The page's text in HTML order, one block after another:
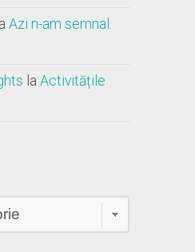
laAzi n-am semnal.
laActivitățile